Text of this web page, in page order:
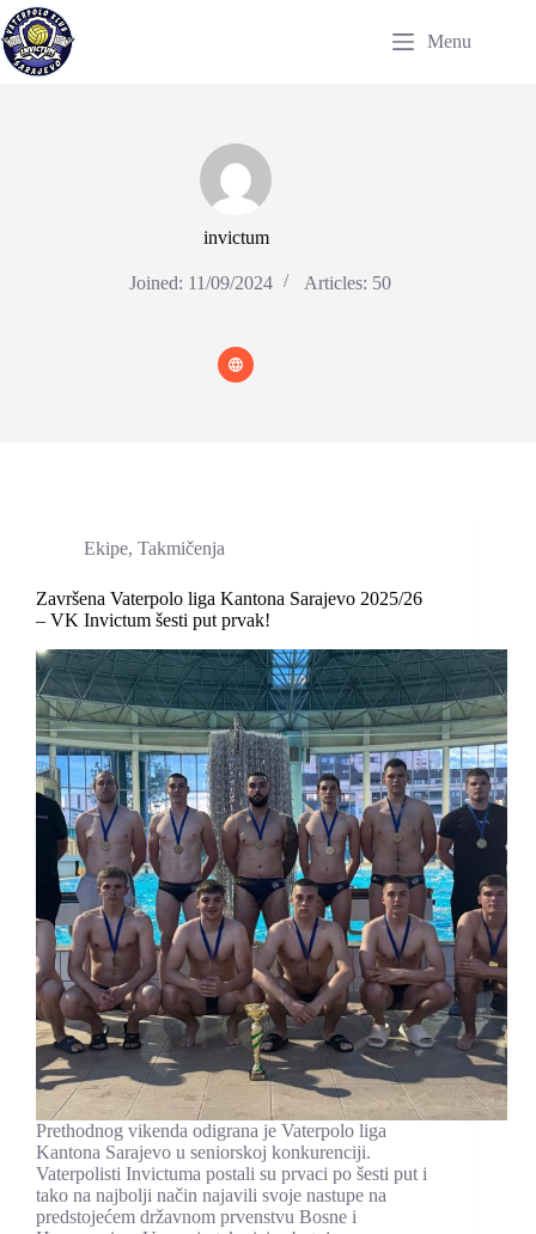
Skip
to
content
Menu
invictum
Joined: 11/09/2024 Articles: 50
Ekipe, Takmičenja
Završena Vaterpolo liga Kantona Sarajevo 2025/26
– VK Invictum šesti put prvak!
Prethodnog vikenda odigrana je Vaterpolo liga
Kantona Sarajevo u seniorskoj konkurenciji.
Vaterpolisti Invictuma postali su prvaci po šesti put i
tako na najbolji način najavili svoje nastupe na
predstojećem državnom prvenstvu Bosne i